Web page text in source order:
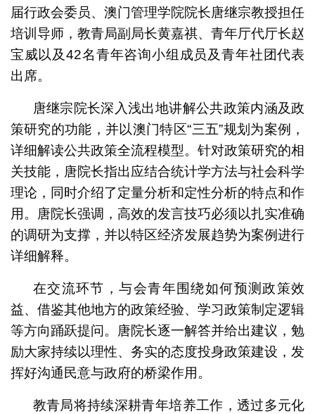
届行政会委员、澳门管理学院院长唐继宗教授担任
培训导师，教青局副局长黄嘉祺、青年厅代厅长赵
宝威以及42名青年咨询小组成员及青年社团代表
出席。
唐继宗院长深入浅出地讲解公共政策内涵及政
策研究的功能，并以澳门特区“三五”规划为案例，
详细解读公共政策全流程模型。针对政策研究的相
关技能，唐院长指出应结合统计学方法与社会科学
理论，同时介绍了定量分析和定性分析的特点和作
用。唐院长强调，高效的发言技巧必须以扎实准确
的调研为支撑，并以特区经济发展趋势为案例进行
详细解释。
在交流环节，与会青年围绕如何预测政策效
益、借鉴其他地方的政策经验、学习政策制定逻辑
等方向踊跃提问。唐院长逐一解答并给出建议，勉
励大家持续以理性、务实的态度投身政策建设，发
挥好沟通民意与政府的桥梁作用。
教青局将持续深耕青年培养工作，透过多元化